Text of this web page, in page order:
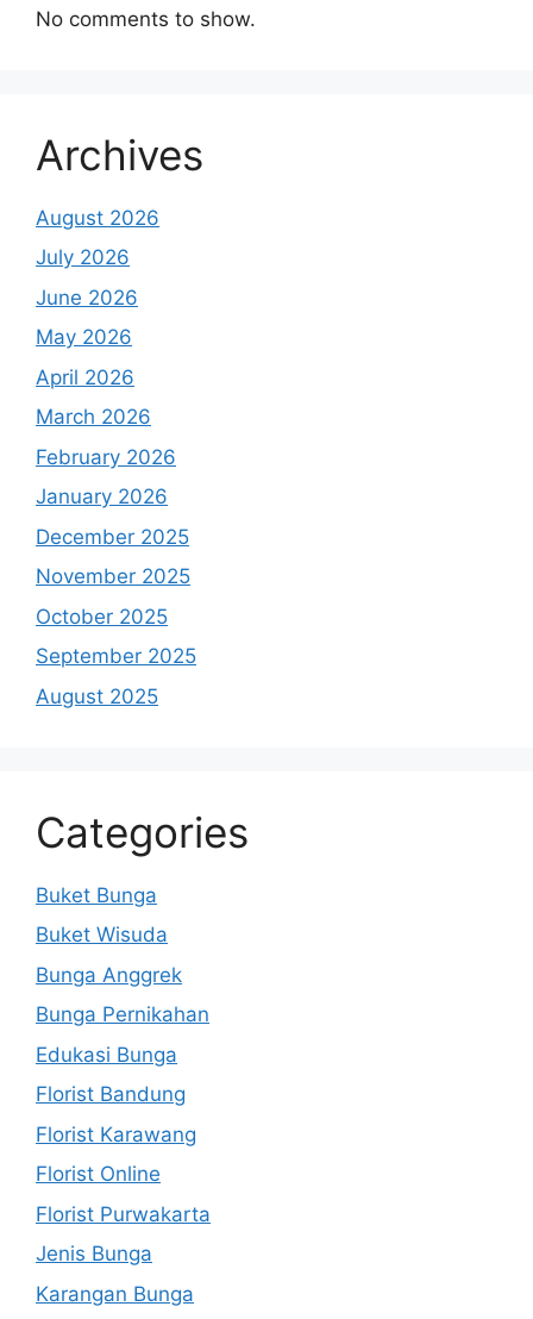
No comments to show.
Archives
August 2026
July 2026
June 2026
May 2026
April 2026
March 2026
February 2026
January 2026
December 2025
November 2025
October 2025
September 2025
August 2025
Categories
Buket Bunga
Buket Wisuda
Bunga Anggrek
Bunga Pernikahan
Edukasi Bunga
Florist Bandung
Florist Karawang
Florist Online
Florist Purwakarta
Jenis Bunga
Karangan Bunga